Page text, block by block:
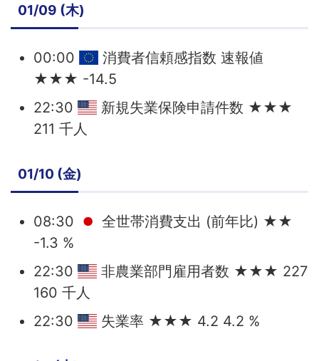
01/09 (木)
00:00
消費者信頼感指数 速報値
★★★ -14.5
22:30
新規失業保険申請件数 ★★★
211 千人
01/10 (金)
08:30
全世帯消費支出 (前年比) ★★
-1.3 %
22:30
非農業部門雇用者数 ★★★ 227
160 千人
22:30
失業率 ★★★ 4.2 4.2 %